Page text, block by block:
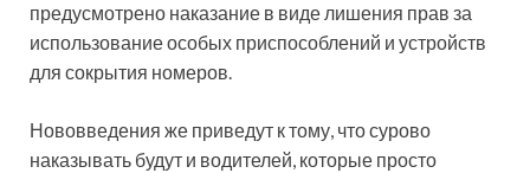
предусмотрено наказание в виде лишения прав за
использование особых приспособлений и устройств
для сокрытия номеров.
Нововведения же приведут к тому, что сурово
наказывать будут и водителей, которые просто